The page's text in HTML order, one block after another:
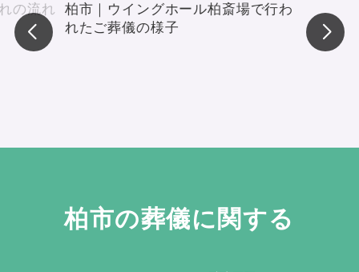
高野 孝徳
の流れ 柏市｜ウイングホール柏斎場で行わ
れたご葬儀の様子
柏市の葬儀に関する